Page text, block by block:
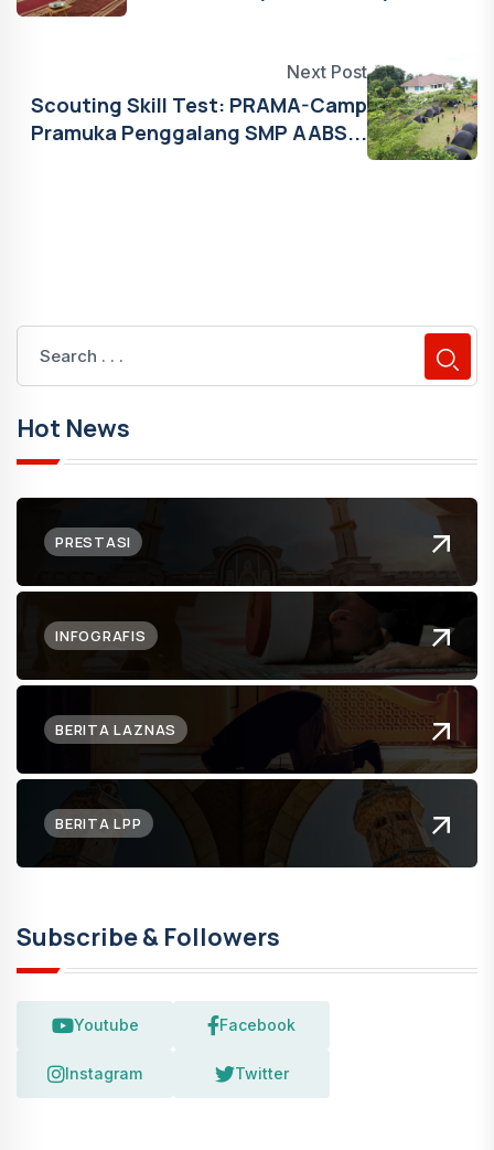
Next Post
Scouting Skill Test: PRAMA-Camp
Pramuka Penggalang SMP AABS...
Hot News
PRESTASI
INFOGRAFIS
BERITA LAZNAS
BERITA LPP
Subscribe & Followers
Youtube Facebook
Instagram Twitter